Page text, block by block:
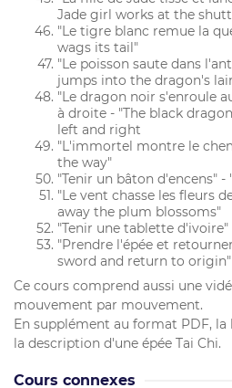
Jade girl works at the
"Le tigre blanc remue la
wags its tail"
"Le poisson saute dans
jumps into the dragon's
"Le dragon noir s'enroule
à droite - "The black
left and right
"L'immortel montre le
the way"
"Tenir un bâton d'encens"
"Le vent chasse les fleurs
away the plum blossoms"
"Tenir une tablette
"Prendre l'épée et
sword and return to origin"
Ce cours comprend aussi une
mouvement par mouvement.
En supplément au format PDF,
la description d'une épée Tai Chi.
Cours connexes